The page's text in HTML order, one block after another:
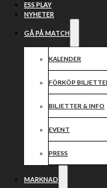
ESS PLAY
NYHETER
GÅ PÅ MATCH
KALENDER
FÖRKÖP
BILJETTER & INFO
EVENT
PRESS
MARKNAD
2024
Dela nyheten: